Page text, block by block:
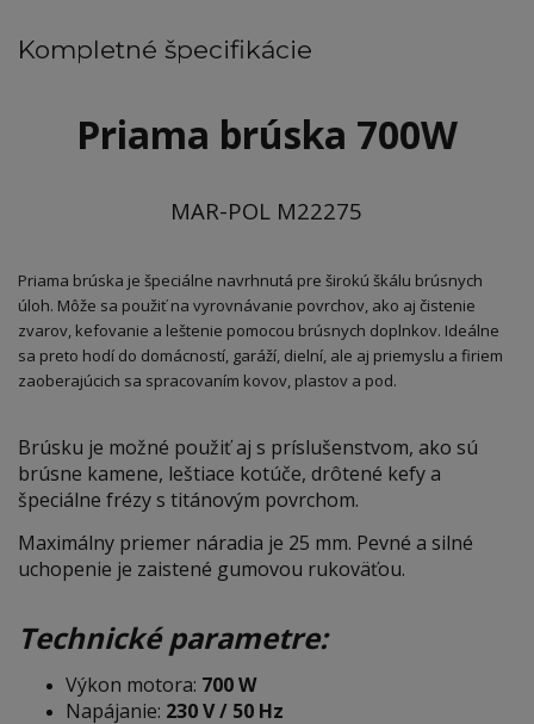
Kompletné špecifikácie
Priama brúska 700W
MAR-POL M22275
Priama brúska je špeciálne navrhnutá pre širokú škálu brúsnych
úloh. Môže sa použiť na vyrovnávanie povrchov, ako aj čistenie
zvarov, kefovanie a leštenie pomocou brúsnych doplnkov. Ideálne
sa preto hodí do domácností, garáží, dielní, ale aj priemyslu a firiem
zaoberajúcich sa spracovaním kovov, plastov a pod.
Brúsku je možné použiť aj s príslušenstvom, ako sú
brúsne kamene, leštiace kotúče, drôtené kefy a
špeciálne frézy s titánovým povrchom.
Maximálny priemer náradia je 25 mm. Pevné a silné
uchopenie je zaistené gumovou rukoväťou.
Technické parametre:
Výkon motora: 700 W
Napájanie: 230 V / 50 Hz